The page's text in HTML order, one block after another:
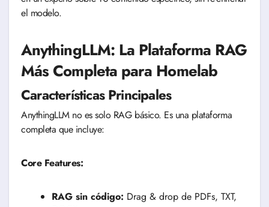
el modelo.
AnythingLLM: La Plataforma RAG
Más Completa para Homelab
Características Principales
AnythingLLM no es solo RAG básico. Es una plataforma
completa que incluye:
Core Features:
RAG sin código: Drag & drop de PDFs, TXT,